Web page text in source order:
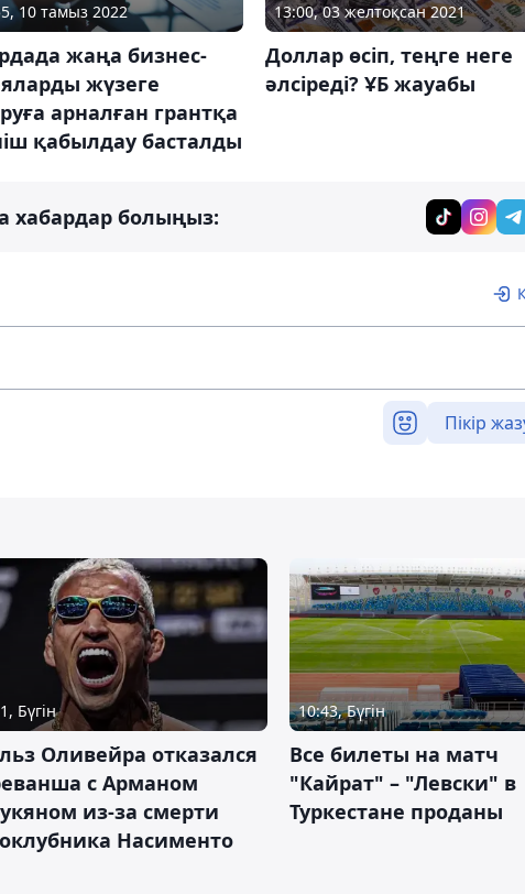
10 тамыз 2022
жаңа бизнес-
жүзеге
арналған грантқа
қабылдау басталды
13:00, 03 желтоқсан 2021
Доллар өсіп, теңге неге
әлсіреді? ҰБ жауабы
хабардар болыңыз:
Пікір
Бүгін
Оливейра отказался
с Арманом
из-за смерти
Насименто
10:43, Бүгін
Все билеты на матч
"Кайрат" – "Левски" в
Туркестане проданы